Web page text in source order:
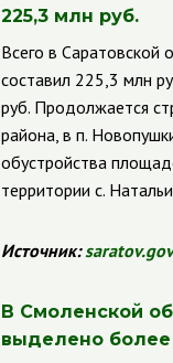
225,3 млн руб.
Всего в Саратовской
составил 225,3 млн
руб. Продолжается
района, в п.
обустройства
территории с.
Источник:
В Смоленской
выделено более